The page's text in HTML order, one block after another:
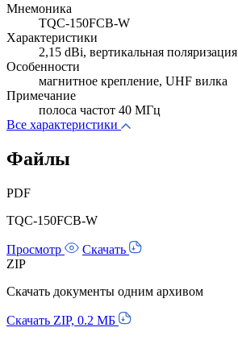
Мнемоника
TQC-150FCB-W
Характеристики
2,15 dBi, вертикальная поляризация
Особенности
магнитное крепление, UHF вилка
Примечание
полоса частот 40 МГц
Все характеристики
Файлы
PDF
TQC-150FCB-W
Просмотр
Скачать
ZIP
Скачать документы одним архивом
Скачать ZIP, 0.2 МБ